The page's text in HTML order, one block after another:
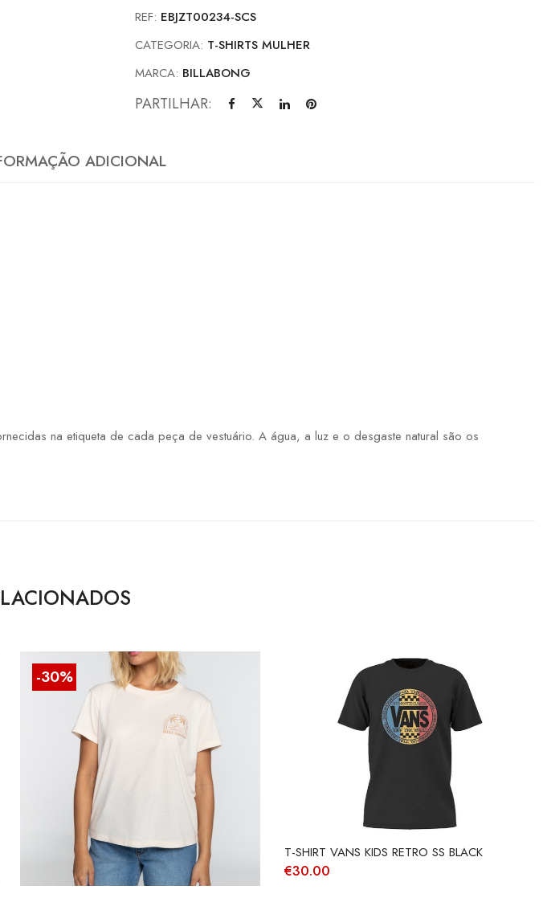
REF: EBJZT00234-SCS
CATEGORIA: T-SHIRTS MULHER
MARCA: BILLABONG
PARTILHAR:
ADICIONAL
na etiqueta de cada peça de vestuário. A água, a luz e o desgaste natural são os
-30%
T-SHIRT VANS KIDS RETRO SS BLACK
€30.00